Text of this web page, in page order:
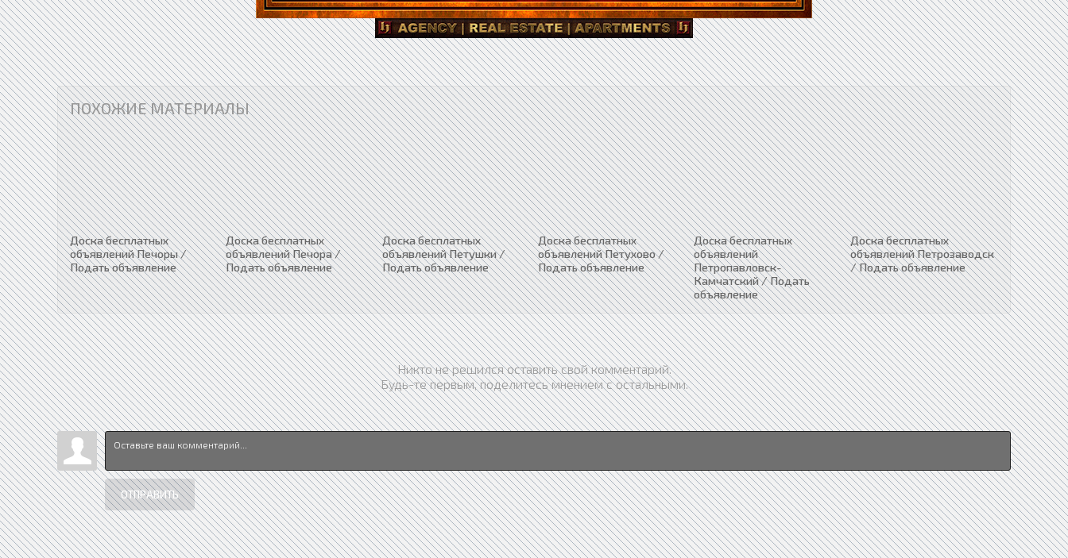
ПОХОЖИЕ МАТЕРИАЛЫ
Доска бесплатных
объявлений Печоры /
Подать объявление
Доска бесплатных
объявлений Печора /
Подать объявление
Доска бесплатных
объявлений Петушки /
Подать объявление
Доска бесплатных
объявлений Петухово /
Подать объявление
Доска бесплатных
объявлений
Петропавловск-
Камчатский / Подать
объявление
Доска бесплатных
объявлений Петрозаводск
/ Подать объявление
Никто не решился оставить свой комментарий.
Будь-те первым, поделитесь мнением с остальными.
ОТПРАВИТЬ